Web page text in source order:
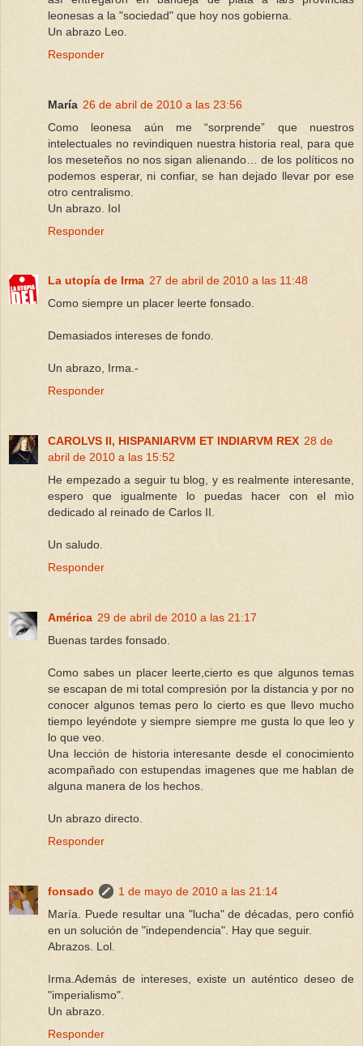
leonesas a la "sociedad" que hoy nos gobierna.
Un abrazo Leo.
Responder
María 26 de abril de 2010 a las 23:56
Como leonesa aún me “sorprende” que nuestros
intelectuales no revindiquen nuestra historia real, para que
los meseteños no nos sigan alienando… de los políticos no
podemos esperar, ni confiar, se han dejado llevar por ese
otro centralismo.
Un abrazo. IoI
Responder
La utopía de Irma 27 de abril de 2010 a las 11:48
Como siempre un placer leerte fonsado.
Demasiados intereses de fondo.
Un abrazo, Irma.-
Responder
CAROLVS II, HISPANIARVM ET INDIARVM REX 28 de
abril de 2010 a las 15:52
He empezado a seguir tu blog, y es realmente interesante,
espero que igualmente lo puedas hacer con el mìo
dedicado al reinado de Carlos II.
Un saludo.
Responder
América 29 de abril de 2010 a las 21:17
Buenas tardes fonsado.
Como sabes un placer leerte,cierto es que algunos temas
se escapan de mi total compresión por la distancia y por no
conocer algunos temas pero lo cierto es que llevo mucho
tiempo leyéndote y siempre siempre me gusta lo que leo y
lo que veo.
Una lección de historia interesante desde el conocimiento
acompañado con estupendas imagenes que me hablan de
alguna manera de los hechos.
Un abrazo directo.
Responder
fonsado
1 de mayo de 2010 a las 21:14
María. Puede resultar una "lucha" de décadas, pero confió
en un solución de "independencia". Hay que seguir.
Abrazos. Lol.
Irma.Además de intereses, existe un auténtico deseo de
"imperialismo".
Un abrazo.
Responder